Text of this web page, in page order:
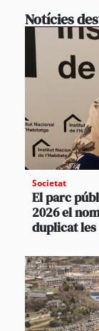
Notícies
Societat
El parc
2026 el
duplicat